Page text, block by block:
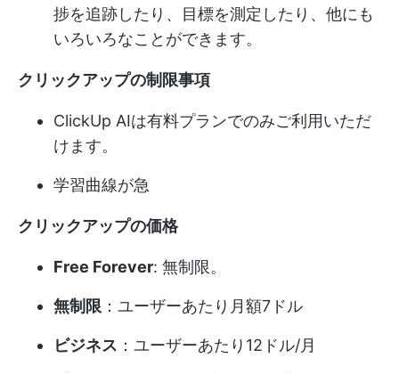
捗を追跡したり、目標を測定したり、他にも
いろいろなことができます。
クリックアップの制限事項
ClickUp AIは有料プランでのみご利用いただ
けます。
学習曲線が急
クリックアップの価格
Free Forever: 無制限。
無制限 ：ユーザーあたり月額7ドル
ビジネス ：ユーザーあたり12ドル/月